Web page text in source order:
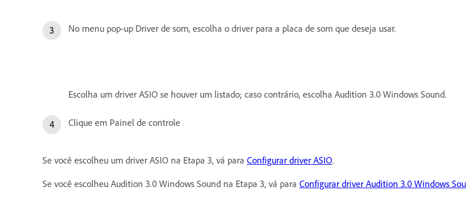
No menu pop-up Driver de som, escolha o driver para a placa de som que deseja usar.
Escolha um driver ASIO se houver um listado; caso contrário, escolha Audition 3.0 Windows Sound.
Clique em Painel de controle
Se você escolheu um driver ASIO na Etapa 3, vá para Configurar driver ASIO.
Se você escolheu Audition 3.0 Windows Sound na Etapa 3, vá para Configurar driver Audition 3.0 Windows